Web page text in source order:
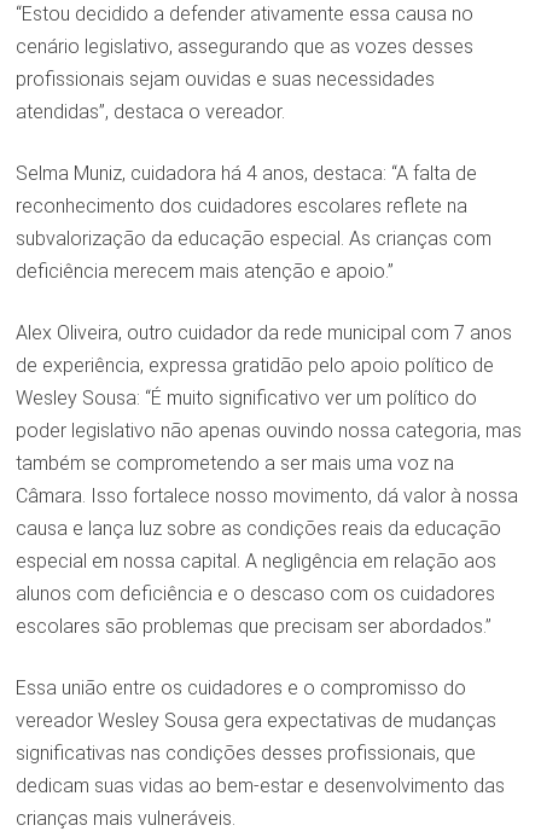
“Estou decidido a defender ativamente essa causa no
cenário legislativo, assegurando que as vozes desses
profissionais sejam ouvidas e suas necessidades
atendidas”, destaca o vereador.
Selma Muniz, cuidadora há 4 anos, destaca: “A falta de
reconhecimento dos cuidadores escolares reflete na
subvalorização da educação especial. As crianças com
deficiência merecem mais atenção e apoio.”
Alex Oliveira, outro cuidador da rede municipal com 7 anos
de experiência, expressa gratidão pelo apoio político de
Wesley Sousa: “É muito significativo ver um político do
poder legislativo não apenas ouvindo nossa categoria, mas
também se comprometendo a ser mais uma voz na
Câmara. Isso fortalece nosso movimento, dá valor à nossa
causa e lança luz sobre as condições reais da educação
especial em nossa capital. A negligência em relação aos
alunos com deficiência e o descaso com os cuidadores
escolares são problemas que precisam ser abordados.”
Essa união entre os cuidadores e o compromisso do
vereador Wesley Sousa gera expectativas de mudanças
significativas nas condições desses profissionais, que
dedicam suas vidas ao bem-estar e desenvolvimento das
crianças mais vulneráveis.